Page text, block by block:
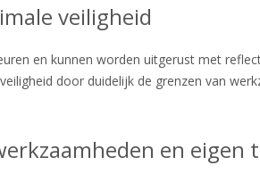
veiligheid
en kunnen worden uitgerust met
door duidelijk de grenzen van
en eigen